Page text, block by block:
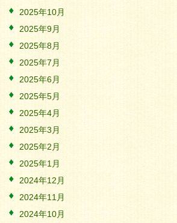
2025年10月
2025年9月
2025年8月
2025年7月
2025年6月
2025年5月
2025年4月
2025年3月
2025年2月
2025年1月
2024年12月
2024年11月
2024年10月